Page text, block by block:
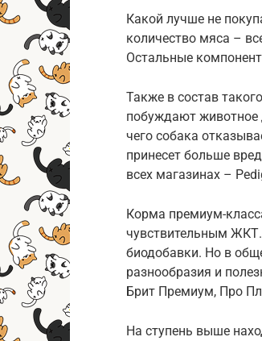
Какой лучше не
количество мяса –
Остальные
Также в состав
побуждают животное
чего собака
принесет больше
всех магазинах –
Корма премиум-
чувствительным ЖКТ.
биодобавки. Но в
разнообразия и
Брит Премиум, Про
На ступень выше